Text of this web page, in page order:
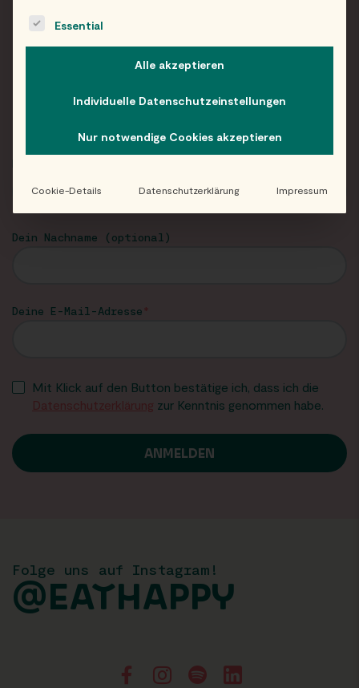
FRISCH INFORMIERT
Dein Nachname (optional)
Deine E-Mail-Adresse
Mit Klick auf den Button bestätige ich, dass ich die
Datenschutzerklärung zur Kenntnis genommen habe.
Folge uns auf Instagram!
@EATHAPPY
The following is a list of service groups for which consent
Essential
Alle akzeptieren
Individuelle Datenschutzeinstellungen
Nur notwendige Cookies akzeptieren
Cookie-Details Datenschutzerklärung Impressum